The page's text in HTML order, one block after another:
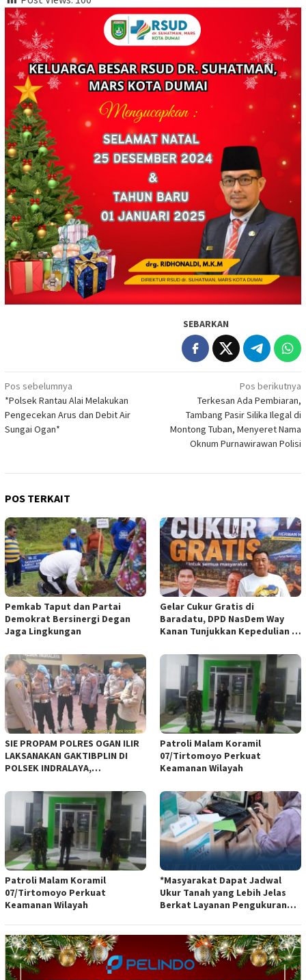
SEBARKAN
Navigasi
pos
Pos sebelumnya
*Polsek Rantau Alai Melakukan
Pengecekan Arus dan Debit Air
Sungai Ogan*
Pos berikutnya
Terkesan Ada Pembiaran,
Tambang Pasir Silika Ilegal di
Montong Tuban, Menyeret Nama
Oknum Purnawirawan Polisi
POS TERKAIT
Pemkab Taput dan Partai
Demokrat Bersinergi Degan
Jaga Lingkungan
Gelar Cukur Gratis di
Baradatu, DPD NasDem Way
Kanan Tunjukkan Kepedulian di
SIE PROPAM POLRES OGAN ILIR
LAKSANAKAN GAKTIBPLIN DI
POLSEK INDRALAYA,
PERSONEL POLRI*
Patroli Malam Koramil
07/Tirtomoyo Perkuat
Keamanan Wilayah
Patroli Malam Koramil
07/Tirtomoyo Perkuat
Keamanan Wilayah
*Masyarakat Dapat Jadwal
Ukur Tanah yang Lebih Jelas
Berkat Layanan Pengukuran